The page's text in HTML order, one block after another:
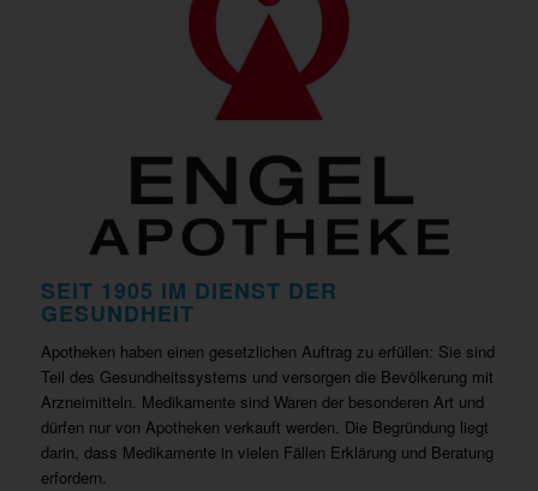
SEIT 1905 IM DIENST DER
GESUNDHEIT
Apotheken haben einen gesetzlichen Auftrag zu erfüllen: Sie sind
Teil des Gesundheitssystems und versorgen die Bevölkerung mit
Arzneimitteln. Medikamente sind Waren der besonderen Art und
dürfen nur von Apotheken verkauft werden. Die Begründung liegt
darin, dass Medikamente in vielen Fällen Erklärung und Beratung
erfordern.